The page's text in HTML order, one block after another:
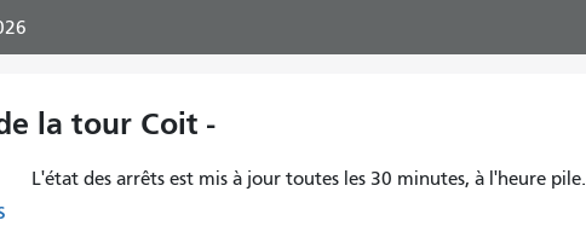
la tour Coit -
L'état des arrêts est mis à jour toutes les 30 minutes, à l'heure pile.